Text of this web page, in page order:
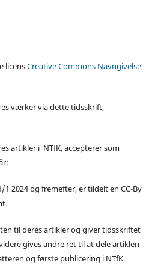
licensCreative Commons Navngivelse
værker via dette tidsskrift,
artikler i NTfK, accepterer som
2024 og fremefter, er tildelt en CC-By
til deres artikler og giver tidsskriftet
gives andre ret til at dele artiklen
og første publicering i NTfK.